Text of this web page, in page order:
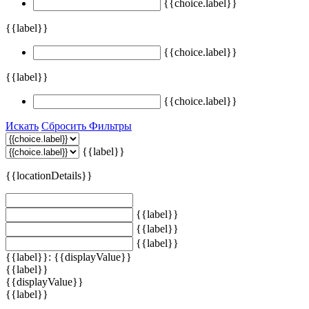
{{choice.label}}
{{label}}
{{choice.label}}
{{label}}
{{choice.label}}
Искать Сбросить Фильтры
{{label}}
{{locationDetails}}
{{label}}
{{label}}
{{label}}
{{label}}: {{displayValue}}
{{label}}
{{displayValue}}
{{label}}